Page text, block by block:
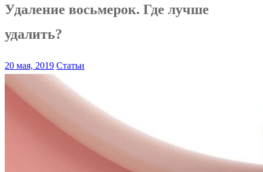
Удаление восьмерок. Где лучше
удалить?
20 мая, 2019 Статьи